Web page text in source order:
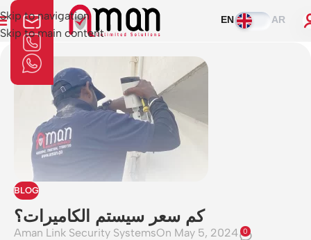
Skip to navigation
Skip to main content
EN AR
BLOG
كم سعر سيستم الكاميرات؟
Aman Link Security SystemsOn May 5, 2024 0